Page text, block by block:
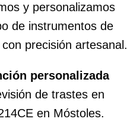
y personalizamos
de instrumentos de
precisión artesanal.
personalizada
de trastes en
en Móstoles.